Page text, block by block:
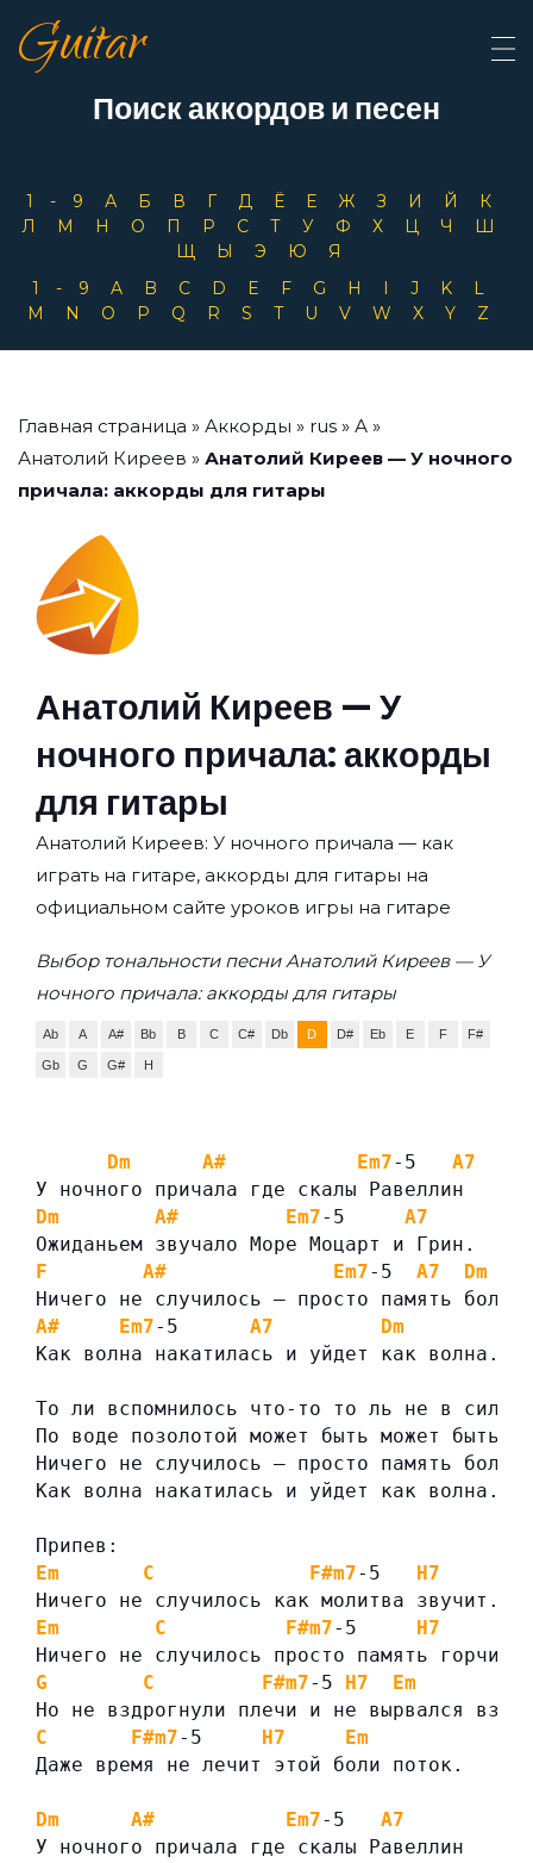
Guitar
Поиск аккордов и песен
1-9 А Б В Г Д Ё Е Ж З И Й
К
Л
М Н О П Р С Т У Ф Х Ц Ч
Ш
Щ
Ы Э Ю
Я
1-9
A B C D E F G H I J K
L
M
N O P Q R S T U V W X Y Z
Главная страница » Аккорды » rus » А »
Анатолий Киреев » Анатолий Киреев — У ночного
причала: аккорды для гитары
Анатолий Киреев — У
ночного причала: аккорды
для гитары
Анатолий Киреев: У ночного причала — как
играть на гитаре, аккорды для гитары на
официальном сайте уроков игры на гитаре
Выбор тональности песни Анатолий Киреев — У
ночного причала: аккорды для гитары
Ab A A# Bb B C C# Db D D# Eb E F F#
Gb G G# H
Dm A# Em7-5 A7
У ночного причала где скалы Равеллин
Dm
A# Em7-5 A7
Ожиданьем звучало Море Моцарт и Грин.
F
A# Em7-5 A7
Dm
Ничего не случилось — просто память
A#
Em7-5 A7
Dm
Как волна накатилась и уйдет как волна.
То ли вспомнилось что-то то ль не в силах
По воде позолотой может быть может быть.
Ничего не случилось — просто память
Как волна накатилась и уйдет как волна.
Припев:
Em
C F#m7-5 H7
Ничего не случилось как молитва звучит.
Em
C F#m7-5 H7
Ничего не случилось просто память горчит.
G
C F#m7-5 H7
Em
Но не вздрогнули плечи и не вырвался
C
F#m7-5 H7
Em
Даже время не лечит этой боли поток.
Dm A# Em7-5 A7
У ночного причала где скалы Равеллин